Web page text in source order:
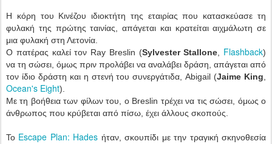
Η κόρη του Κινέζου ιδιοκτήτη της εταιρίας που κατασκεύασε τη
φυλακή της πρώτης ταινίας, απάγεται και κρατείται αιχμάλωτη σε
μια φυλακή στη Λετονία.
Ο πατέρας καλεί τον Ray Breslin (Sylvester Stallone, Flashback)
να τη σώσει, όμως πριν προλάβει να αναλάβει δράση, απάγεται από
τον ίδιο δράστη και η στενή του συνεργάτιδα, Abigail (Jaime King,
Ocean's Eight).
Με τη βοήθεια των φίλων του, ο Breslin τρέχει να τις σώσει, όμως ο
άνθρωπος που κρύβεται από πίσω, έχει άλλους σκοπούς.
Το Escape Plan: Hades ήταν, σκουπίδι με την τραγική σκηνοθεσία